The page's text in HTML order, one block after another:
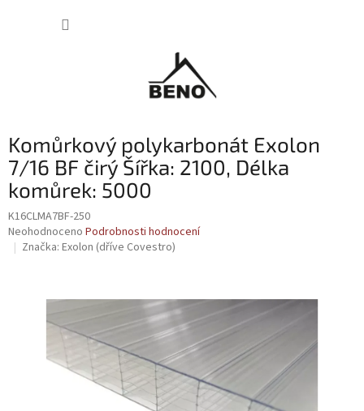
Komůrkový polykarbonát Exolon
7/16 BF čirý Šířka: 2100, Délka
komůrek: 5000
K16CLMA7BF-250
Průměrné
hodnocení
Neohodnoceno Podrobnosti hodnocení
Značka: Exolon (dříve Covestro)